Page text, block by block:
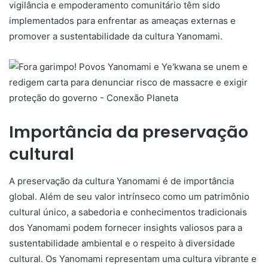
vigilância e empoderamento comunitário têm sido
implementados para enfrentar as ameaças externas e
promover a sustentabilidade da cultura Yanomami.
Importância da preservação
cultural
A preservação da cultura Yanomami é de importância
global. Além de seu valor intrínseco como um patrimônio
cultural único, a sabedoria e conhecimentos tradicionais
dos Yanomami podem fornecer insights valiosos para a
sustentabilidade ambiental e o respeito à diversidade
cultural. Os Yanomami representam uma cultura vibrante e